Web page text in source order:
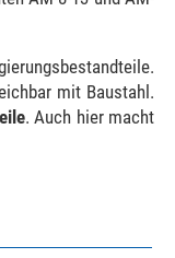
mit Baustahl.
. Auch hier macht